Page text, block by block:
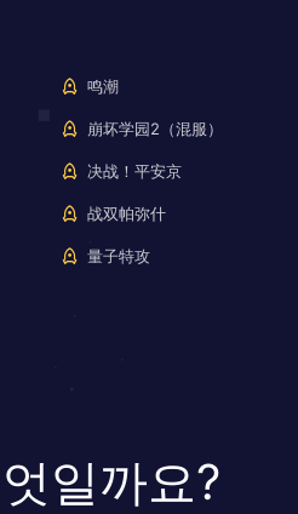
鸣潮
崩坏学园2（混服）
决战！平安京
战双帕弥什
量子特攻
일까요?